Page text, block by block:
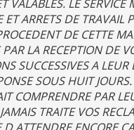
VALABLES. LE
ET ARRETS DE TRAVAIL
DE CETTE
LA RECEPTION DE
SUCCESSIVES A
SOUS HUIT
COMPRENDRE PAR
TRAITE VOS